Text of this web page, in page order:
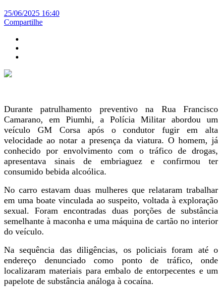
25/06/2025 16:40
Compartilhe
Durante patrulhamento preventivo na Rua Francisco
Camarano, em Piumhi, a Polícia Militar abordou um
veículo GM Corsa após o condutor fugir em alta
velocidade ao notar a presença da viatura. O homem, já
conhecido por envolvimento com o tráfico de drogas,
apresentava sinais de embriaguez e confirmou ter
consumido bebida alcoólica.
No carro estavam duas mulheres que relataram trabalhar
em uma boate vinculada ao suspeito, voltada à exploração
sexual. Foram encontradas duas porções de substância
semelhante à maconha e uma máquina de cartão no interior
do veículo.
Na sequência das diligências, os policiais foram até o
endereço denunciado como ponto de tráfico, onde
localizaram materiais para embalo de entorpecentes e um
papelote de substância análoga à cocaína.